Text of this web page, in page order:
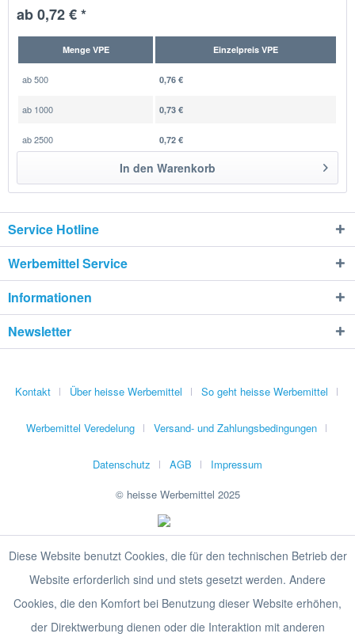
ab 0,72 € *
Menge VPE Einzelpreis VPE
ab500 0,76 €
ab 1000 0,73 €
ab2500 0,72 €
In den Warenkorb
Service Hotline
Werbemittel Service
Informationen
Newsletter
Kontakt Über heisse Werbemittel So geht heisse Werbemittel
Werbemittel Veredelung Versand- und Zahlungsbedingungen
Datenschutz AGB
Impressum
© heisse Werbemittel 2025
Diese Website benutzt Cookies, die für den technischen Betrieb der
Website erforderlich sind und stets gesetzt werden. Andere
Cookies, die den Komfort bei Benutzung dieser Website erhöhen,
der Direktwerbung dienen oder die Interaktion mit anderen